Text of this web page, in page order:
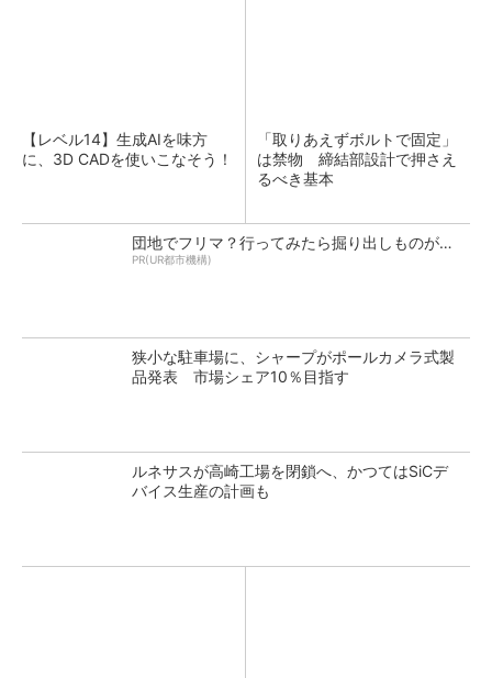
【レベル14】生成AIを味方
に、3D CADを使いこなそう！
「取りあえずボルトで固定」
は禁物 締結部設計で押さえ
るべき基本
団地でフリマ？行ってみたら掘り出しものが…
PR(UR都市機構)
狭小な駐車場に、シャープがポールカメラ式製
品発表 市場シェア10％目指す
ルネサスが高崎工場を閉鎖へ、かつてはSiCデ
バイス生産の計画も